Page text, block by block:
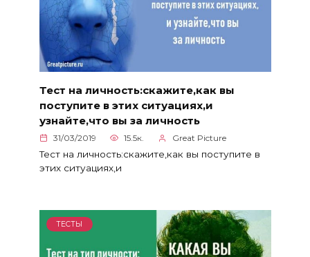
Тест на личность:скажите,как вы
поступите в этих ситуациях,и
узнайте,что вы за личность
31/03/2019 15.5к. Great Picture
Тест на личность:скажите,как вы поступите в
этих ситуациях,и
ТЕСТЫ